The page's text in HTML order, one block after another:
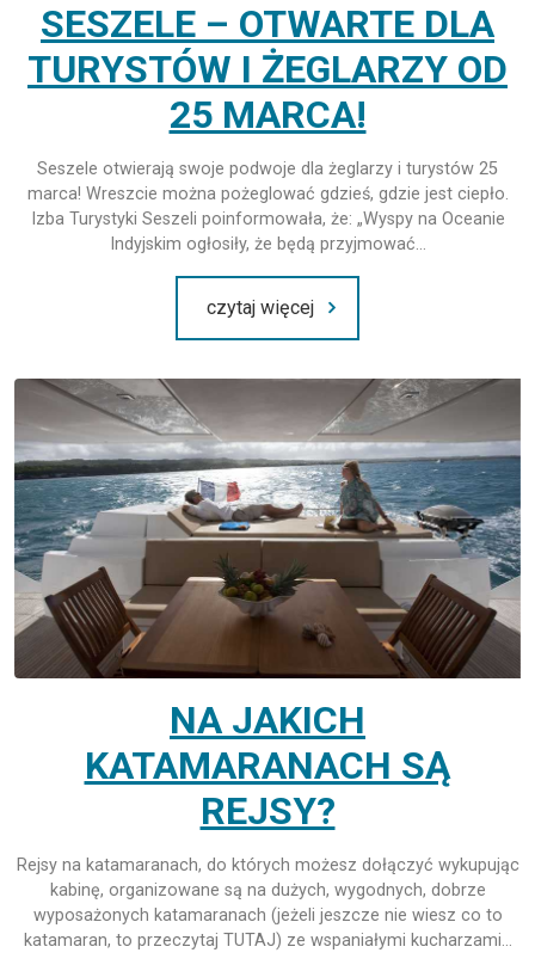
SESZELE – OTWARTE DLA
TURYSTÓW I ŻEGLARZY OD
25 MARCA!
Seszele otwierają swoje podwoje dla żeglarzy i turystów 25
marca! Wreszcie można pożeglować gdzieś, gdzie jest ciepło.
Izba Turystyki Seszeli poinformowała, że: „Wyspy na Oceanie
Indyjskim ogłosiły, że ​​będą przyjmować…
czytaj więcej
NA JAKICH
KATAMARANACH SĄ
REJSY?
Rejsy na katamaranach, do których możesz dołączyć wykupując
kabinę, organizowane są na dużych, wygodnych, dobrze
wyposażonych katamaranach (jeżeli jeszcze nie wiesz co to
katamaran, to przeczytaj TUTAJ) ze wspaniałymi kucharzami…